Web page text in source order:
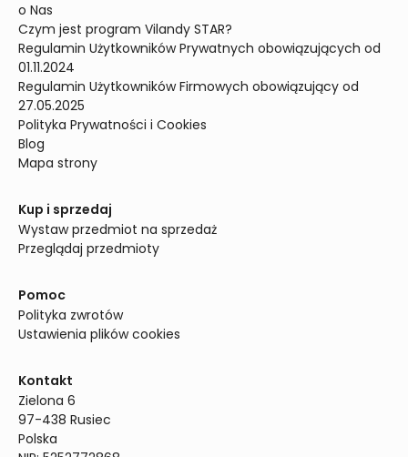
o Nas
Czym jest program Vilandy STAR?
Regulamin Użytkowników Prywatnych obowiązujących od
01.11.2024
Regulamin Użytkowników Firmowych obowiązujący od
27.05.2025
Polityka Prywatności i Cookies
Blog
Mapa strony
Kup i sprzedaj
Wystaw przedmiot na sprzedaż
Przeglądaj przedmioty
Pomoc
Polityka zwrotów
Ustawienia plików cookies
Kontakt
Zielona 6
97-438 Rusiec
Polska